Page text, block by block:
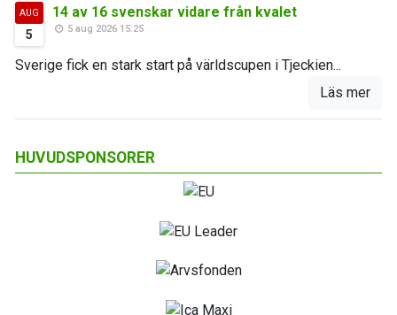
AUG
5
14 av 16 svenskar vidare från kvalet
5 aug 2026 15:25
Sverige fick en stark start på världscupen i Tjeckien...
Läs mer
HUVUDSPONSORER